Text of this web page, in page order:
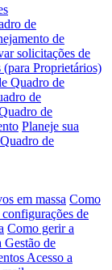
de
de
solicitações de
(para Proprietários)
Quadro de
de
de
Planeje sua
de
em massa Como
de
Como gerir a
Gestão de
Acesso a